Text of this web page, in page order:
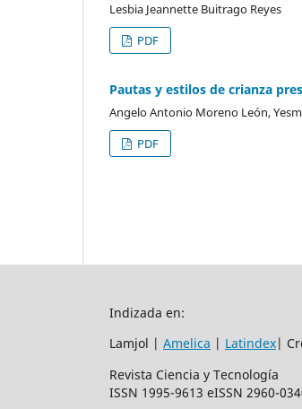
Lesbia Jeannette Buitrago Reyes
PDF
Pautas y estilos de crianza
Angelo Antonio Moreno León,
PDF
Indizada en:
Lamjol | Amelica | Latindex|
Revista Ciencia y Tecnología
ISSN 1995-9613 eISSN 2960-